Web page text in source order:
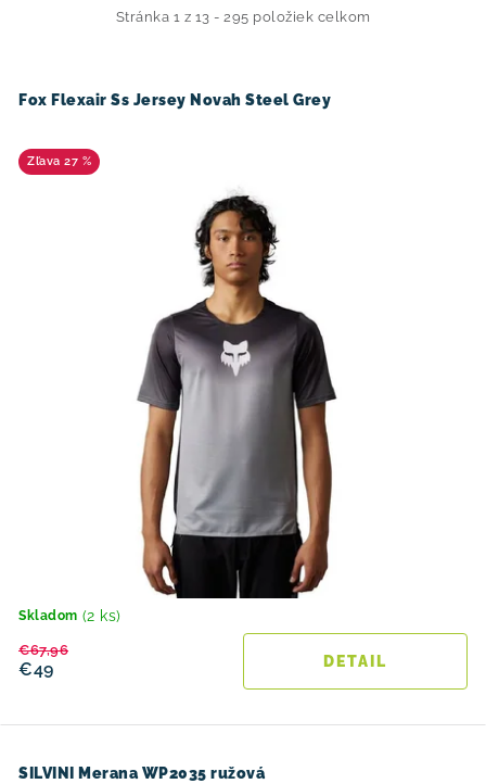
p
r
o
d
Stránka 1 z 13 - 295 položiek celkom
e
p
r
Fox Flexair Ss Jersey Novah Steel Grey
27 %
Skladom (2 ks)
€49
€67,96
DETAIL
SILVINI Merana WP2035 ružová